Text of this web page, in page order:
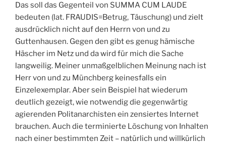
Das soll das Gegenteil von SUMMA CUM LAUDE
bedeuten (lat. FRAUDIS=Betrug, Täuschung) und zielt
ausdrücklich nicht auf den Herrn von und zu
Guttenhausen. Gegen den gibt es genug hämische
Häscher im Netz und da wird für mich die Sache
langweilig. Meiner unmaßgelblichen Meinung nach ist
Herr von und zu Münchberg keinesfalls ein
Einzelexemplar. Aber sein Beispiel hat wiederum
deutlich gezeigt, wie notwendig die gegenwärtig
agierenden Politanarchisten ein zensiertes Internet
brauchen. Auch die terminierte Löschung von Inhalten
nach einer bestimmten Zeit – natürlich und willkürlich